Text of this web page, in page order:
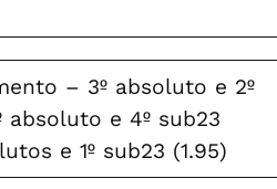
– 3º absoluto e 2º
absoluto e 4º sub23
e 1º sub23 (1.95)